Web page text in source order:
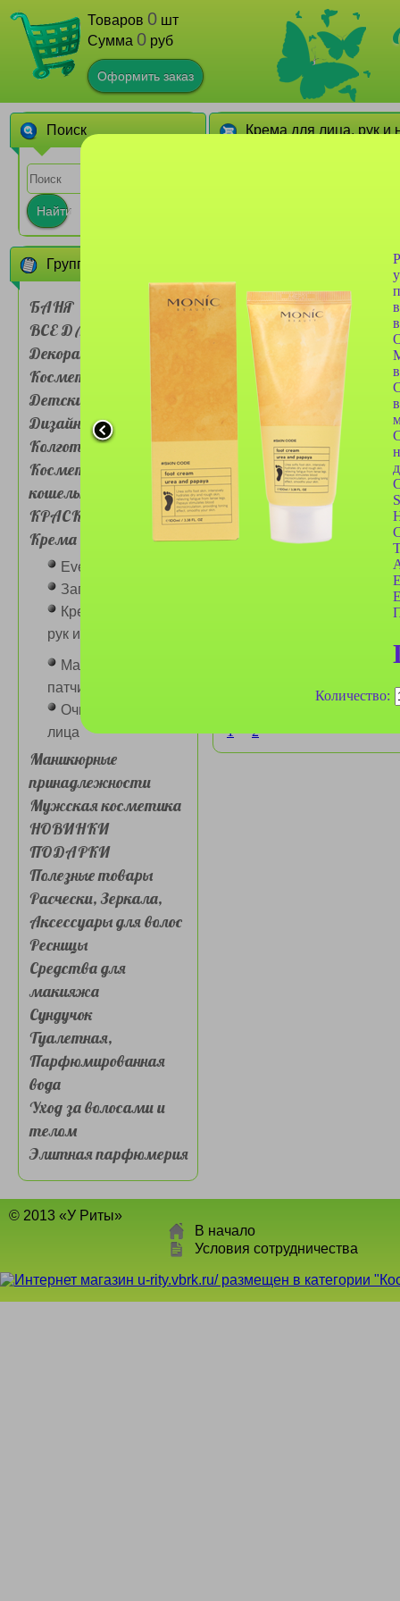
Количество:
Товаров 0 шт
Сумма 0 руб
Оформить заказ
Поиск
Найти
Группы товаров
БАНЯ
ВСЕ ДЛЯ ДОМА
Декоративная
Косметика
Детские товары
Дизайн для ногтей
Колготки, носочки
Косметички, сумочки,
кошельки
КРАСКА ДЛЯ ВОЛОС
Крема для лица и глаз
Eveline крема
Загарная серия
Крема для лица,
рук и ног разные
Маски для лица,
патчи для глаз
Очищение кожи
лица
Маникюрные
принадлежности
Мужская косметика
НОВИНКИ
ПОДАРКИ
Полезные товары
Расчески, Зеркала,
Аксессуары для волос
Ресницы
Средства для
макияжа
Сундучок
Туалетная,
Парфюмированная
вода
Уход за волосами и
телом
Элитная парфюмерия
Крема для лица, рук и
Крем для рук Farres
№9907-3 Chamomile
hand 30гр
Крем для рук
фруктовый Груша Fruit
Hand Cream 35гр
фруктовый Яблоко Fruit
1
2
© 2013 «У Риты»
В начало
Условия сотрудничества